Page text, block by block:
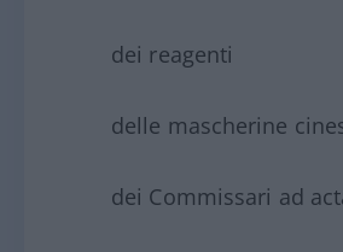
dei reagenti
delle mascherine cinesi
dei Commissari ad acta